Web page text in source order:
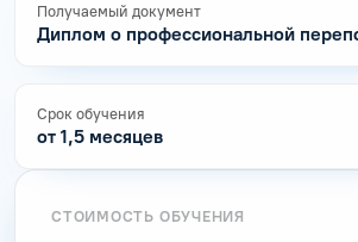
Получаемый документ
Диплом о профессиональной
Срок обучения
от 1,5 месяцев
СТОИМОСТЬ ОБУЧЕНИЯ